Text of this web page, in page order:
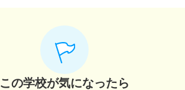
この学校が気になったら